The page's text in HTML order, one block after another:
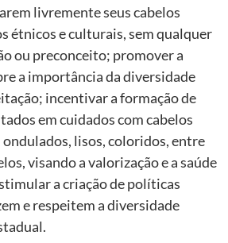
livremente seus cabelos
étnicos e culturais, sem qualquer
ou preconceito; promover a
a importância da diversidade
incentivar a formação de
em cuidados com cabelos
ondulados, lisos, coloridos, entre
visando a valorização e a saúde
a criação de políticas
e respeitem a diversidade